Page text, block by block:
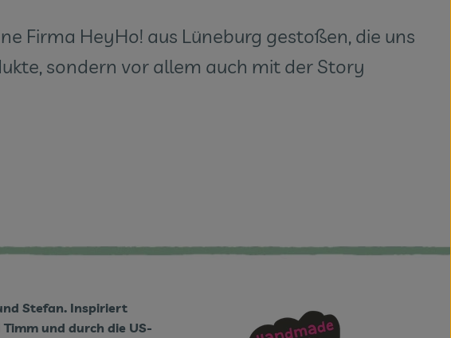
Firma HeyHo! aus Lüneburg gestoßen, die uns
sondern vor allem auch mit der Story
Stefan. Inspiriert
und durch die US-